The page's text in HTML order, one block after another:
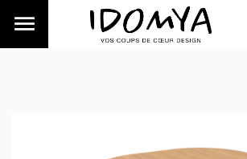
